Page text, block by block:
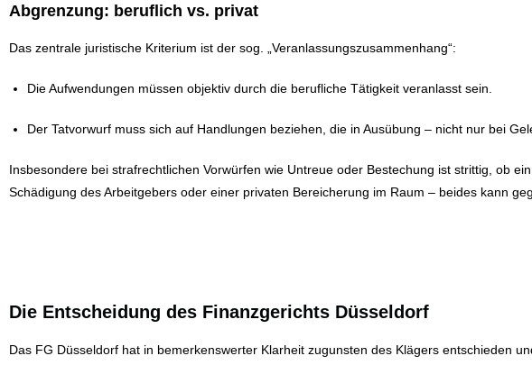
Abgrenzung: beruflich vs. privat
Das zentrale juristische Kriterium ist der sog. „Veranlassungszusammenhang“:
Die Aufwendungen müssen objektiv durch die berufliche Tätigkeit veranlasst sein.
Der Tatvorwurf muss sich auf Handlungen beziehen, die in Ausübung – nicht nur bei
Insbesondere bei strafrechtlichen Vorwürfen wie Untreue oder Bestechung ist strittig, ob
Schädigung des Arbeitgebers oder einer privaten Bereicherung im Raum – beides kann
Die Entscheidung des Finanzgerichts Düsseldorf
Das FG Düsseldorf hat in bemerkenswerter Klarheit zugunsten des Klägers entschieden